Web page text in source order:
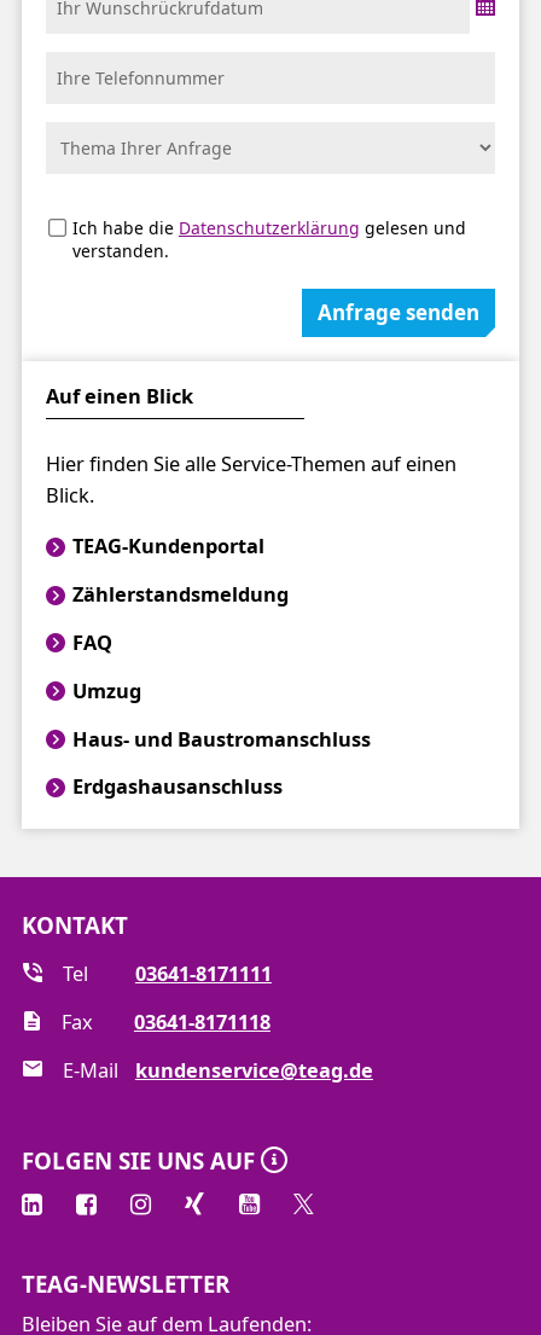
Ich habe die Datenschutzerklärung gelesen und
verstanden.
Anfrage senden
Auf einen Blick
Hier finden Sie alle Service-Themen auf einen
Blick.
TEAG-Kundenportal
Zählerstandsmeldung
FAQ
Umzug
Haus- und Baustromanschluss
Erdgashausanschluss
KONTAKT
Tel
03641-8171111
Fax
03641-8171118
E-Mail
kundenservice@teag.de
FOLGEN SIE UNS AUF
TEAG-NEWSLETTER
Bleiben Sie auf dem Laufenden: